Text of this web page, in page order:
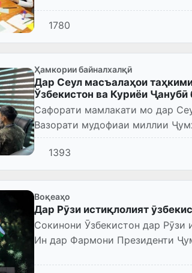
1780
Ҳамкории байналхалқӣ
Дар Сеул масъалаҳои
Ўзбекистон ва Куриёи
Сафорати мамлакати мо дар
Вазорати мудофиаи миллии
1393
Воқеаҳо
Дар Рӯзи истиқлолият
Сокинони Ӯзбекистон дар Рӯзи
Ин дар Фармони Президенти